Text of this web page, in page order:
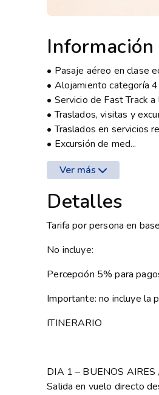
• Pasaje aéreo en clase
• Alojamiento categoría
• Servicio de Fast Track
• Traslados, visitas y
• Traslados en servicios
• Excursión de med...
Ver más
Detalles
Tarifa por persona en
No incluye:
Percepción 5% para
Importante: no incluye la
ITINERARIO
DIA 1 – BUENOS
Salida en vuelo directo